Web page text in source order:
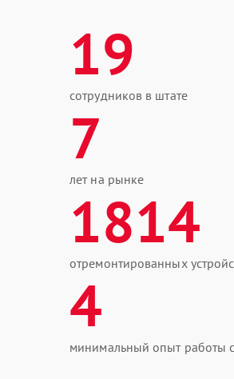
19
сотрудников в штате
7
лет на рынке
1814
отремонтированных
4
минимальный опыт работы